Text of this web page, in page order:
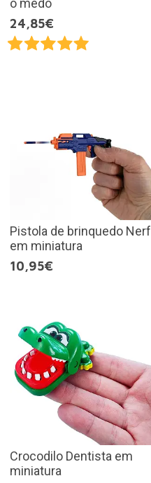
o medo
24,85€
Pistola de brinquedo Nerf
em miniatura
10,95€
Crocodilo Dentista em
miniatura